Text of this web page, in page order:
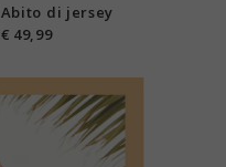
Abito di jersey
€ 49,99